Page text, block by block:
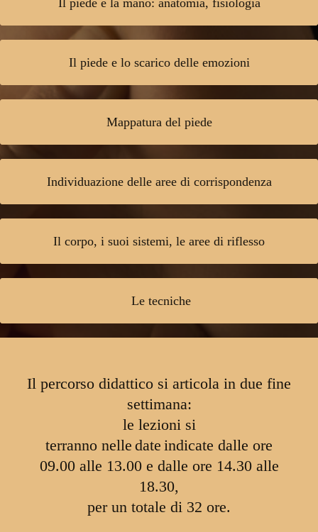
Il piede e la mano: anatomia, fisiologia
Il piede e lo scarico delle emozioni
Mappatura del piede
Individuazione delle aree di corrispondenza
Il corpo, i suoi sistemi, le aree di riflesso
Le tecniche
Il percorso didattico si articola in due fine
settimana:
le lezioni si
terranno nelle date indicate dalle ore
09.00 alle 13.00 e dalle ore 14.30 alle
18.30,
per un totale di 32 ore.